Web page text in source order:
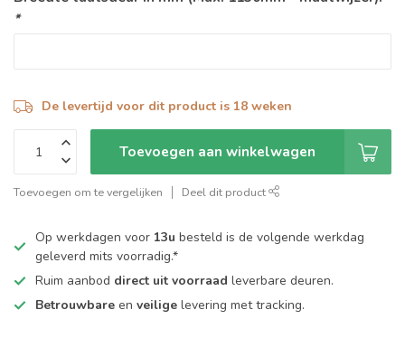
*
De levertijd voor dit product is 18 weken
Toevoegen aan winkelwagen
Toevoegen om te vergelijken Deel dit product
Op werkdagen voor 13u besteld is de volgende werkdag
geleverd mits voorradig.*
Ruim aanbod direct uit voorraad leverbare deuren.
Betrouwbare en veilige levering met tracking.